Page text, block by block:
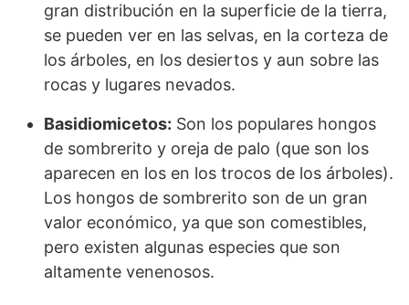
gran distribución en la superficie de la tierra,
se pueden ver en las selvas, en la corteza de
los árboles, en los desiertos y aun sobre las
rocas y lugares nevados.
Basidiomicetos: Son los populares hongos
de sombrerito y oreja de palo (que son los
aparecen en los en los trocos de los árboles).
Los hongos de sombrerito son de un gran
valor económico, ya que son comestibles,
pero existen algunas especies que son
altamente venenosos.